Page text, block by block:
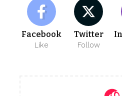
Facebook
Like
Twitter
Follow